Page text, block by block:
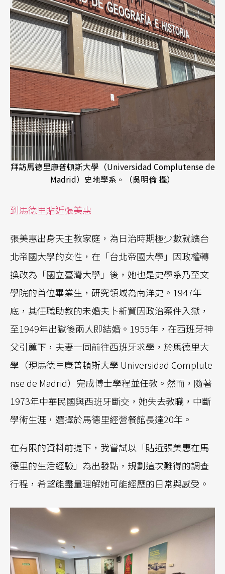
拜訪馬德里康普頓斯大學（Universidad Complutense de
Madrid）史地學系。（吳明倫 攝）
到馬德里貼近張美惠
張美惠出身天主教家庭，為日治時期極少數就讀台
北帝國大學的女性，在「台北帝國大學」因政權轉
換改為「國立臺灣大學」後，她也是史學系乃至文
學院的首位畢業生，研究領域為南洋史。1947年
底，其任職助教的未婚夫卜新賢因政治案件入獄，
至1949年出獄後兩人即結婚。1955年，在西班牙神
父引薦下，夫妻一同前往西班牙求學，於馬德里大
學（現馬德里康普頓斯大學 Universidad Complute
nse de Madrid）完成博士學程並任教。然而，隨著
1973年中華民國與西班牙斷交，她失去教職，中斷
學術生涯，選擇於馬德里經營餐館長達20年。
在有限的資料前提下，我嘗試以「貼近張美惠在馬
德里的生活經驗」為出發點，規劃這次難得的調查
行程，希望能盡量理解她可能經歷的日常與感受。